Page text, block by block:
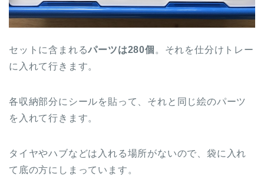
セットに含まれるパーツは280個 。それを仕分けトレー
に入れて行きます。
各収納部分にシールを貼って、それと同じ絵のパーツ
を入れて行きます。
タイヤやハブなどは入れる場所がないので、袋に入れ
て底の方にしまっています。